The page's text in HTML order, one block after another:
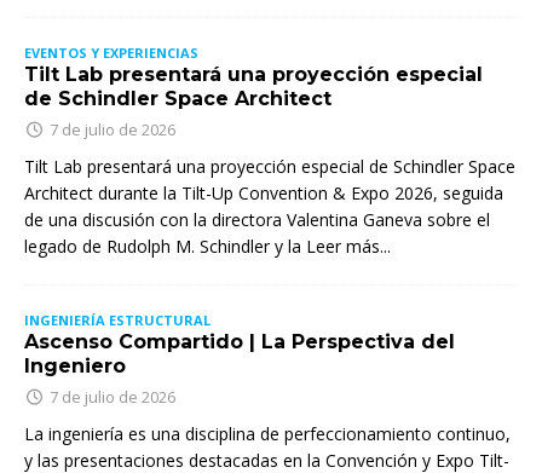
EVENTOS Y EXPERIENCIAS
Tilt Lab presentará una proyección especial
de Schindler Space Architect
7 de julio de 2026
Tilt Lab presentará una proyección especial de Schindler Space
Architect durante la Tilt-Up Convention & Expo 2026, seguida
de una discusión con la directora Valentina Ganeva sobre el
legado de Rudolph M. Schindler y la Leer más...
INGENIERÍA ESTRUCTURAL
Ascenso Compartido | La Perspectiva del
Ingeniero
7 de julio de 2026
La ingeniería es una disciplina de perfeccionamiento continuo,
y las presentaciones destacadas en la Convención y Expo Tilt-